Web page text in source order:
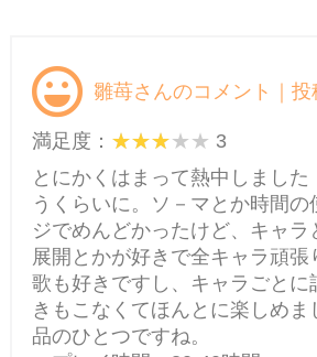
雛苺さんのコメント｜
満足度：
3
とにかくはまって熱中しました
うくらいに。ソ－マとか時間の
ジでめんどかったけど、キャラ
展開とかが好きで全キャラ頑張
歌も好きですし、キャラごとに
きもこなくてほんとに楽しめま
品のひとつですね。